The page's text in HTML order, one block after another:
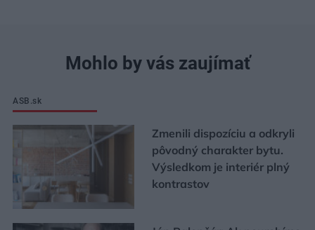
Mohlo by vás zaujímať
ASB.sk
Zmenili dispozíciu a odkryli
pôvodný charakter bytu.
Výsledkom je interiér plný
kontrastov